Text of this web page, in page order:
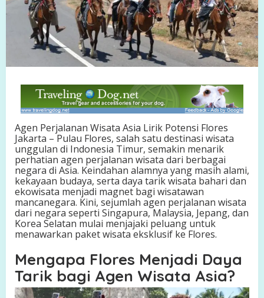
W
i
s
a
t
a
s
i
a
L
i
r
i
k
P
o
t
e
n
s
i
o
r
e
s
Agen Perjalanan Wisata Asia Lirik Potensi Flores
Jakarta – Pulau Flores, salah satu destinasi wisata
unggulan di Indonesia Timur, semakin menarik
perhatian agen perjalanan wisata dari berbagai
negara di Asia. Keindahan alamnya yang masih alami,
kekayaan budaya, serta daya tarik wisata bahari dan
ekowisata menjadi magnet bagi wisatawan
mancanegara. Kini, sejumlah agen perjalanan wisata
dari negara seperti Singapura, Malaysia, Jepang, dan
Korea Selatan mulai menjajaki peluang untuk
menawarkan paket wisata eksklusif ke Flores.
Mengapa Flores Menjadi Daya
Tarik bagi Agen Wisata Asia?